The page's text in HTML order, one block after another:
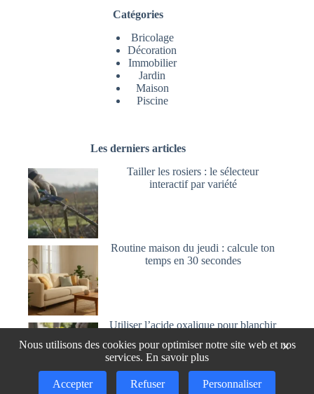
Catégories
Bricolage
Décoration
Immobilier
Jardin
Maison
Piscine
Les derniers articles
Tailler les rosiers : le sélecteur
interactif par variété
Routine maison du jeudi : calcule ton
temps en 30 secondes
Utiliser l’acide oxalique pour blanchir
×
Nous utilisons des cookies pour optimiser notre site web et nos
services. En savoir plus
Accepter Refuser Personnaliser